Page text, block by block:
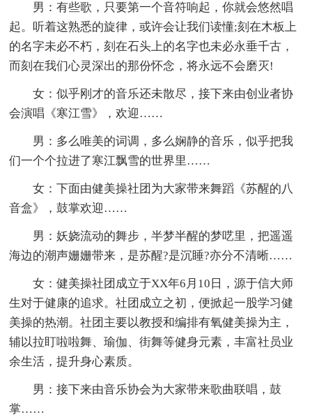
男：有些歌，只要第一个音符响起，你就会悠然唱
起。听着这熟悉的旋律，或许会让我们读懂;刻在木板上
的名字未必不朽，刻在石头上的名字也未必永垂千古，
而刻在我们心灵深出的那份怀念，将永远不会磨灭!
女：似乎刚才的音乐还未散尽，接下来由创业者协
会演唱《寒江雪》，欢迎……
男：多么唯美的词调，多么娴静的音乐，似乎把我
们一个个拉进了寒江飘雪的世界里……
女：下面由健美操社团为大家带来舞蹈《苏醒的八
音盒》，鼓掌欢迎……
男：妖娆流动的舞步，半梦半醒的梦呓里，把遥遥
海边的潮声姗姗带来，是苏醒?是沉睡?亦分不清晰……
女：健美操社团成立于XX年6月10日，源于信大师
生对于健康的追求。社团成立之初，便掀起一股学习健
美操的热潮。社团主要以教授和编排有氧健美操为主，
辅以拉盯啦啦舞、瑜伽、街舞等健身元素，丰富社员业
余生活，提升身心素质。
男：接下来由音乐协会为大家带来歌曲联唱，鼓
掌……